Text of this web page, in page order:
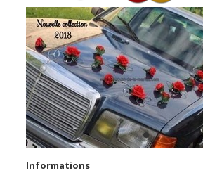
Informations